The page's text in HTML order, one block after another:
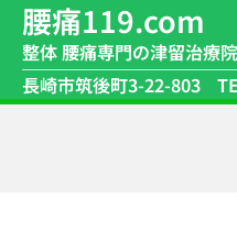
腰痛119.com
整体 腰痛専門の津留治療院
長崎市筑後町3-22-803